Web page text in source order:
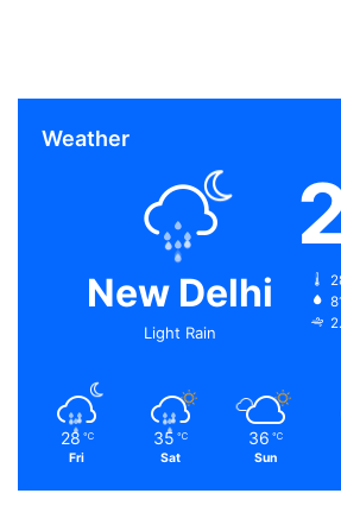
Weather
New Delhi
Light Rain
28 ℃
Fri
35 ℃
Sat
36 ℃
Sun